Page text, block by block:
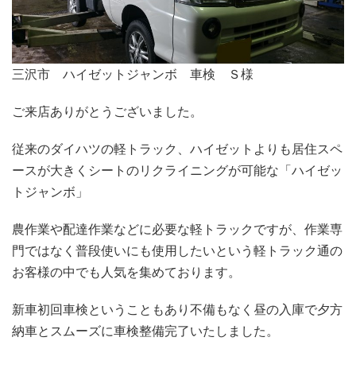
三沢市 ハイゼットジャンボ 車検 Ｓ様
ご来店ありがとうございました。
従来のダイハツの軽トラック、ハイゼットよりも居住スペ
ースが大きくシートのリクライニングが可能な「ハイゼッ
トジャンボ」
農作業や配達作業などに必要な軽トラックですが、作業専
門ではなく普段使いにも使用したいという軽トラック通の
お客様の中でも人気を集めております。
新車初回車検ということもあり不備もなく昼の入庫で夕方
納車とスムーズに車検整備完了いたしました。